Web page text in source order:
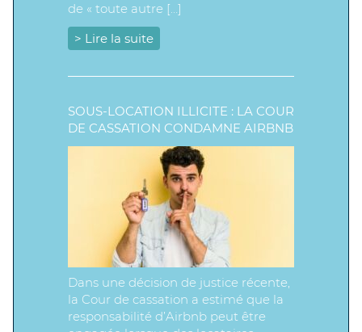
de « toute autre […]
> Lire la suite
SOUS-LOCATION ILLICITE : LA COUR
DE CASSATION CONDAMNE AIRBNB
Dans une décision de justice récente,
la Cour de cassation a estimé que la
responsabilité d’Airbnb peut être